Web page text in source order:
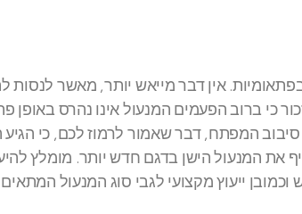
אין דבר מייאש יותר, מאשר לנסות
כי ברוב הפעמים המנעול אינו נהרס באופן
המפתח, דבר שאמור לרמוז לכם, כי הגיע
את המנעול הישן בדגם חדש יותר. מומלץ
ייעוץ מקצועי לגבי סוג המנעול